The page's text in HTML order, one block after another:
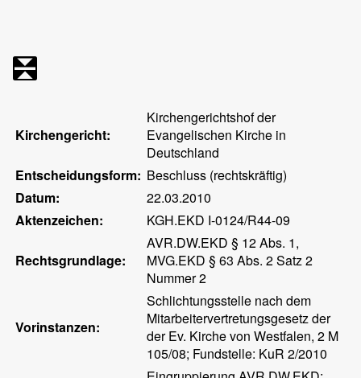
Kirchengericht:
Kirchengerichtshof der
Evangelischen Kirche in
Deutschland
Entscheidungsform: Beschluss (rechtskräftig)
Datum:
22.03.2010
Aktenzeichen:
KGH.EKD I-0124/R44-09
Rechtsgrundlage:
AVR.DW.EKD § 12 Abs. 1,
MVG.EKD § 63 Abs. 2 Satz 2
Nummer 2
Vorinstanzen:
Schlichtungsstelle nach dem
Mitarbeitervertretungsgesetz der
der Ev. Kirche von Westfalen, 2 M
105/08; Fundstelle: KuR 2/2010